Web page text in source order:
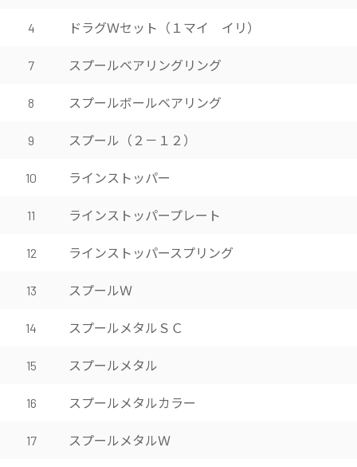
4 ドラグＷセット（１マイ イリ）
7 スプールベアリングリング
8 スプールボールベアリング
9 スプール（２－１２）
10 ラインストッパー
11 ラインストッパープレート
12 ラインストッパースプリング
13 スプールＷ
14 スプールメタルＳＣ
15 スプールメタル
16 スプールメタルカラー
17 スプールメタルＷ